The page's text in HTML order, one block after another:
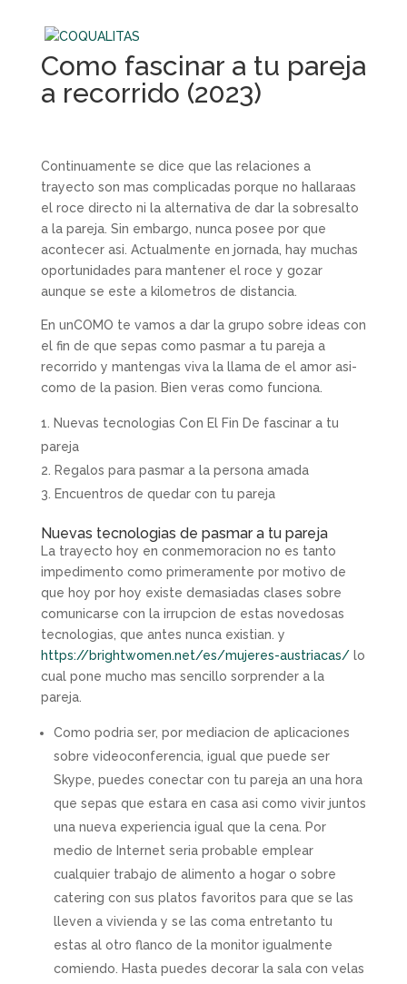
Como fascinar a tu pareja
a recorrido (2023)
Continuamente se dice que las relaciones a
trayecto son mas complicadas porque no hallaraas
el roce directo ni la alternativa de dar la sobresalto
a la pareja. Sin embargo, nunca posee por que
acontecer asi. Actualmente en jornada, hay muchas
oportunidades para mantener el roce y gozar
aunque se este a kilometros de distancia.
En unCOMO te vamos a dar la grupo sobre ideas con
el fin de que sepas como pasmar a tu pareja a
recorrido y mantengas viva la llama de el amor asi­
como de la pasion. Bien veras como funciona.
Nuevas tecnologias Con El Fin De fascinar a tu
pareja
Regalos para pasmar a la persona amada
Encuentros de quedar con tu pareja
Nuevas tecnologias de pasmar a tu pareja
La trayecto hoy en conmemoracion no es tanto
impedimento como primeramente por motivo de
que hoy por hoy existe demasiadas clases sobre
comunicarse con la irrupcion de estas novedosas
tecnologias, que antes nunca existian. y
https://brightwomen.net/es/mujeres-austriacas/lo
cual pone mucho mas sencillo sorprender a la
pareja.
Como podri­a ser, por mediacion de aplicaciones
sobre videoconferencia, igual que puede ser
Skype, puedes conectar con tu pareja an una hora
que sepas que estara en casa asi­ como vivir juntos
una nueva experiencia igual que la cena. Por
medio de Internet seri­a probable emplear
cualquier trabajo de alimento a hogar o sobre
catering con sus platos favoritos para que se las
lleven a vivienda y se las coma entretanto tu
estas al otro flanco de la monitor igualmente
comiendo. Hasta puedes decorar la sala con velas